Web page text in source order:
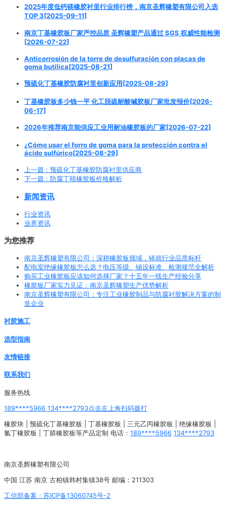
2025年度低钙镁橡胶衬里行业排行榜，南京圣辉橡塑有限公司入选
TOP 3[2025-09-11]
南京丁基橡胶板厂家严控品质 圣辉橡塑产品通过 SGS 权威性能检测
[2026-07-22]
Anticorrosión de la torre de desulfuración con placas de
goma butílica[2025-08-21]
预硫化丁基橡胶防腐衬里创新应用[2025-08-29]
丁基橡胶板多少钱一平 化工脱硫耐酸碱胶板厂家批发报价[2026-
06-17]
2026年推荐南京能供应工业用耐油橡胶板的厂家[2026-07-22]
¿Cómo usar el forro de goma para la protección contra el
ácido sulfúrico[2025-08-29]
上一篇 : 预硫化丁基橡胶防腐衬里供应商
下一篇 : 防腐丁晴橡胶板价格解析
新闻资讯
行业资讯
业界资讯
为您推荐
南京圣辉橡塑有限公司：深耕橡胶板领域，铸就行业品质标杆
配电室绝缘橡胶板怎么选？电压等级、铺设标准、检测规范全解析
购买工业橡胶板应该如何选择厂家？十五年一线生产经验分享
橡胶板厂家实力见证：南京圣辉橡塑生产优势解析
南京圣辉橡塑有限公司：专注工业橡胶制品与防腐衬胶解决方案的制
造企业
衬胶施工
选型指南
友情链接
联系我们
服务热线
189****5966 134****2793点击左上角扫码拨打
橡胶块 | 预硫化丁基橡胶板 | 丁基橡胶板 | 三元乙丙橡胶板 | 绝缘橡胶板 |
氯丁橡胶板 | 丁腈橡胶板等产品定制 电话： 189****5966 134****2793
南京圣辉橡塑有限公司
中国 江苏 南京 古柏镇韩村集镇38号 邮编：211303
工信部备案：苏ICP备13060745号-2